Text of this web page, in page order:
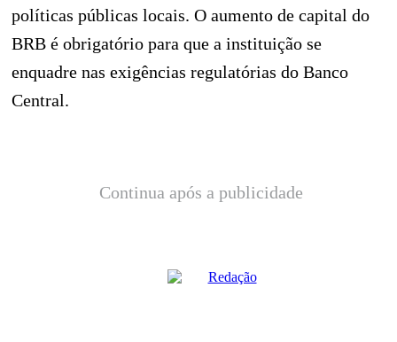
políticas públicas locais. O aumento de capital do
BRB é obrigatório para que a instituição se
enquadre nas exigências regulatórias do Banco
Central.
Continua após a publicidade